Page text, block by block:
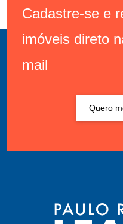
Cadastre-se e
imóveis direto
mail
Quero